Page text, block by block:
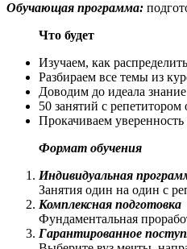
Обучающая программа:
Что будет
Изучаем, как
Разбираем все темы из
Доводим до идеала
50 занятий с
Прокачиваем
Формат обучения
Индивидуальная
Занятия один на один с
Комплексная подготовка
Фундаментальная
Гарантированное